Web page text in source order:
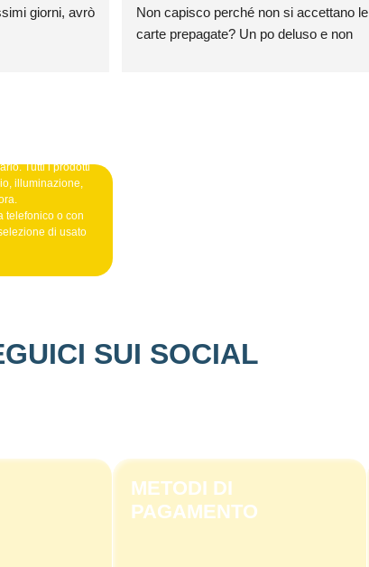
giorni, avrò
Non capisco perché non si accettano le
carte prepagate? Un po deluso e non
Tutti i prodotti
illuminazione,
telefonico o con
di usato
SUI SOCIAL
METODI DI
PAGAMENTO